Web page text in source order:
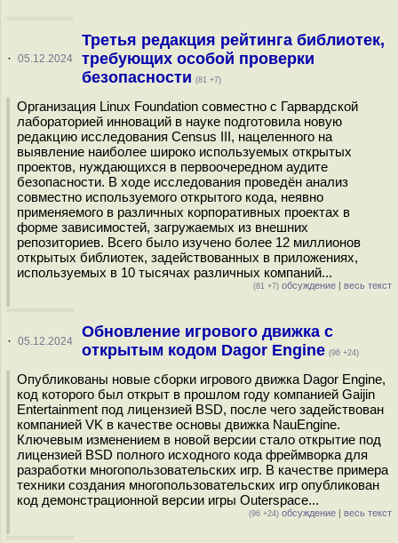
· 05.12.2024
Третья редакция рейтинга библиотек,
требующих особой проверки
безопасности (81 +7)
Организация Linux Foundation совместно с Гарвардской
лабораторией инноваций в науке подготовила новую
редакцию исследования Census III, нацеленного на
выявление наиболее широко используемых открытых
проектов, нуждающихся в первоочередном аудите
безопасности. В ходе исследования проведён анализ
совместно используемого открытого кода, неявно
применяемого в различных корпоративных проектах в
форме зависимостей, загружаемых из внешних
репозиториев. Всего было изучено более 12 миллионов
открытых библиотек, задействованных в приложениях,
используемых в 10 тысячах различных компаний...
(81 +7) обсуждение | весь текст
· 05.12.2024
Обновление игрового движка с
открытым кодом Dagor Engine (96 +24)
Опубликованы новые сборки игрового движка Dagor Engine,
код которого был открыт в прошлом году компанией Gaijin
Entertainment под лицензией BSD, после чего задействован
компанией VK в качестве основы движка NauEngine.
Ключевым изменением в новой версии стало открытие под
лицензией BSD полного исходного кода фреймворка для
разработки многопользовательских игр. В качестве примера
техники создания многопользовательских игр опубликован
код демонстрационной версии игры Outerspace...
(96 +24) обсуждение | весь текст